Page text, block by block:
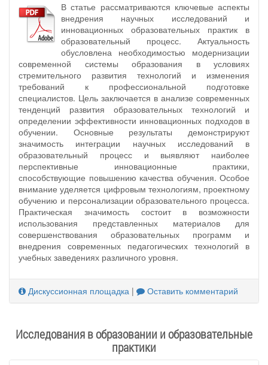
В статье рассматриваются ключевые аспекты
внедрения научных исследований и
инновационных образовательных практик в
образовательный процесс. Актуальность
обусловлена необходимостью модернизации
современной системы образования в условиях
стремительного развития технологий и изменения
требований к профессиональной подготовке
специалистов. Цель заключается в анализе современных
тенденций развития образовательных технологий и
определении эффективности инновационных подходов в
обучении. Основные результаты демонстрируют
значимость интеграции научных исследований в
образовательный процесс и выявляют наиболее
перспективные инновационные практики,
способствующие повышению качества обучения. Особое
внимание уделяется цифровым технологиям, проектному
обучению и персонализации образовательного процесса.
Практическая значимость состоит в возможности
использования представленных материалов для
совершенствования образовательных программ и
внедрения современных педагогических технологий в
учебных заведениях различного уровня.
Дискуссионная площадка | Оставить комментарий
Исследования в образовании и образовательные
практики